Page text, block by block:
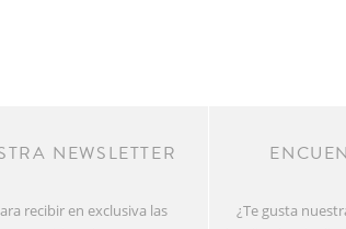
NEWSLETTER
recibir en exclusiva las
¿Te gusta